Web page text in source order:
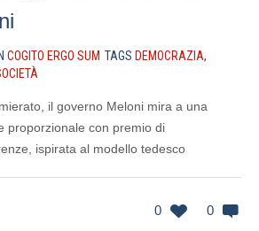
IN COGITO ERGO SUM TAGS DEMOCRAZIA,
il governo Meloni mira a una
proporzionale con premio di
ispirata al modello tedesco
0 0